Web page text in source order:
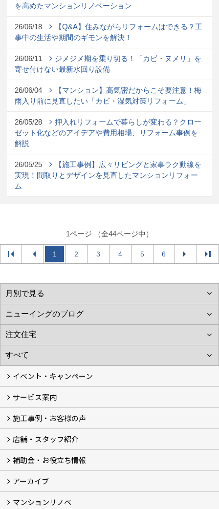
を高めたマンションリノベーション
26/06/18
【Q&A】住みながらリフォームはできる？工
事中の生活や期間のギモンを解決！
26/06/11
ジメジメ期を乗り切る！「カビ・ヌメリ」を
寄せ付けない最新水回り設備
26/06/04
【マンション】高気密だからこそ要注意！梅
雨入り前に見直したい「カビ・湿気対策リフォーム」
26/05/28
押入れリフォームで暮らしが変わる？クロー
ゼット化などのアイデアや費用相場、リフォーム事例を
解説
26/05/25
【施工事例】広々リビングと家事ラク動線を
実現！間取りとデザインを見直したマンションリフォー
ム
1ページ （全44ページ中）
1 2 3 4 5 6
イベント・キャンペーン
最新のイベント・キャンペーン情報
過去のイベント・キャンペーン
サービス案内
リフォームメニュー (17)
マンションリノベ
外壁塗装リフォーム
防音室リフォーム
近鉄不動産のドッグリフォーム by K・DogSpa
住まいの無料点検
リフォームの流れ
リフォーム成功のQ＆A
保証とアフターサービス
私たちが大切にしていること
安心のリフォーム体制
施工担当者の想い
多種多様なニーズに応える提案力
施工事例・お客様の声
施工事例集
ビフォーアフター集
お客様の声
店舗・スタッフ紹介
店舗 (12)
スタッフ
Googleクチコミ評価
近鉄のリフォーム NEWing (2)
補助金・お役立ち情報
補助金・税制 (3)
コラム
ＳＮＳ
アーカイブ
【アーカイブ】近鉄の健康コラム（全9回） (10)
【アーカイブ】住まいのお役立ち情報（全10回） (11)
マンションリノベ